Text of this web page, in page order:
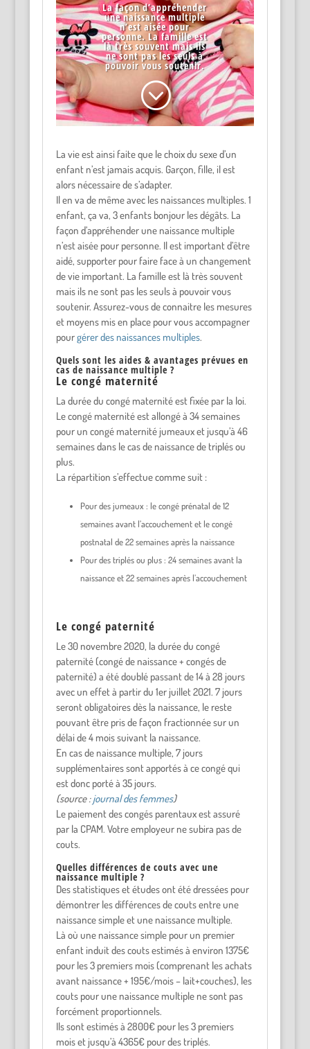
La façon d’appréhender
une naissance multiple
n’est aisée pour
personne. La famille est
là très souvent mais ils
ne sont pas les seuls à
pouvoir vous soutenir.
;
La vie est ainsi faite que le choix du sexe d’un
enfant n’est jamais acquis. Garçon, fille, il est
alors nécessaire de s’adapter.
Il en va de même avec les naissances multiples. 1
enfant, ça va, 3 enfants bonjour les dégâts. La
façon d’appréhender une naissance multiple
n’est aisée pour personne. Il est important d’être
aidé, supporter pour faire face à un changement
de vie important. La famille est là très souvent
mais ils ne sont pas les seuls à pouvoir vous
soutenir. Assurez-vous de connaitre les mesures
et moyens mis en place pour vous accompagner
pourgérer des naissances multiples.
Quels sont les aides & avantages prévues en
cas de naissance multiple ?
Le congé maternité
La durée du congé maternité est fixée par la loi.
Le congé maternité est allongé à 34 semaines
pour un congé maternité jumeaux et jusqu’à 46
semaines dans le cas de naissance de triplés ou
plus.
La répartition s’effectue comme suit :
Pour des jumeaux : le congé prénatal de 12
semaines avant l’accouchement et le congé
postnatal de 22 semaines après la naissance
Pour des triplés ou plus : 24 semaines avant la
naissance et 22 semaines après l’accouchement
Le congé paternité
Le 30 novembre 2020, la durée du congé
paternité (congé de naissance + congés de
paternité) a été doublé passant de 14 à 28 jours
avec un effet à partir du 1er juillet 2021. 7 jours
seront obligatoires dès la naissance, le reste
pouvant être pris de façon fractionnée sur un
délai de 4 mois suivant la naissance.
En cas de naissance multiple, 7 jours
supplémentaires sont apportés à ce congé qui
est donc porté à 35 jours.
(source :journal des femmes)
Le paiement des congés parentaux est assuré
par la CPAM. Votre employeur ne subira pas de
couts.
Quelles différences de couts avec une
naissance multiple ?
Des statistiques et études ont été dressées pour
démontrer les différences de couts entre une
naissance simple et une naissance multiple.
Là où une naissance simple pour un premier
enfant induit des couts estimés à environ 1375€
pour les 3 premiers mois (comprenant les achats
avant naissance + 195€/mois – lait+couches), les
couts pour une naissance multiple ne sont pas
forcément proportionnels.
Ils sont estimés à 2800€ pour les 3 premiers
mois et jusqu’à 4365€ pour des triplés.